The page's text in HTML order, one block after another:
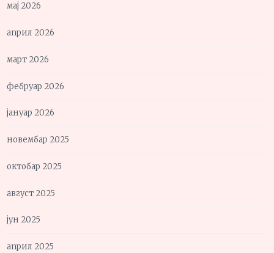
мај 2026
април 2026
март 2026
фебруар 2026
јануар 2026
новембар 2025
октобар 2025
август 2025
јун 2025
април 2025